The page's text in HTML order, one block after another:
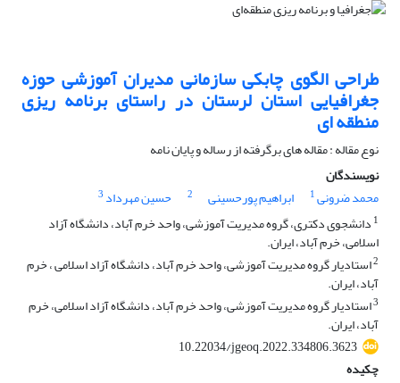
طراحی الگوی چابکی سازمانی مدیران آموزشی حوزه
جغرافیایی استان لرستان در راستای برنامه ریزی
منطقه ای
نوع مقاله : مقاله های برگرفته از رساله و پایان نامه
نویسندگان
محمد ضرونی1 ابراهیم پورحسینی 2 حسین مهرداد 3
1 دانشجوی دکتری، گروه مدیریت آموزشی، واحد خرم آباد، دانشگاه آزاد
اسلامی، خرم آباد، ایران.
2استادیار گروه مدیریت آموزشی، واحد خرم آباد، دانشگاه آزاد اسلامی ، خرم
آباد، ایران.
3استادیار گروه مدیریت آموزشی، واحد خرم آباد، دانشگاه آزاد اسلامی، خرم
آباد، ایران.
10.22034/jgeoq.2022.334806.3623
چکیده